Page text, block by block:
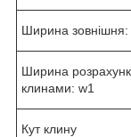
Ширина зовнішня:
Ширина
клинами: w1
Кут клину